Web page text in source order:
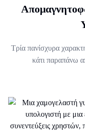
Τρία πανίσχυρα
κάτι παραπάνω